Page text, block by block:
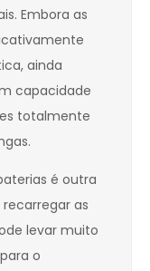
Embora as
ainda
capacidade
totalmente
é outra
as
levar muito
o